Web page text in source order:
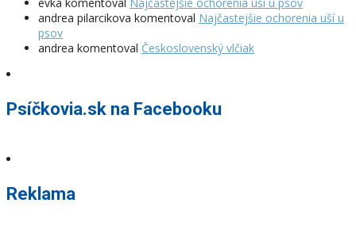
andrea pilarcikova komentoval Najčastejšie ochorenia uší u
psov
andrea komentoval Československý vlčiak
Psíčkovia.sk na Facebooku
Reklama